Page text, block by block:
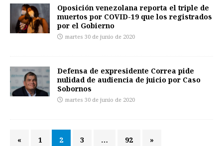
Oposición venezolana reporta el triple de
muertos por COVID-19 que los registrados
por el Gobierno
martes 30 de junio de 2020
Defensa de expresidente Correa pide
nulidad de audiencia de juicio por Caso
Sobornos
martes 30 de junio de 2020
« 1 2 3 … 92 »